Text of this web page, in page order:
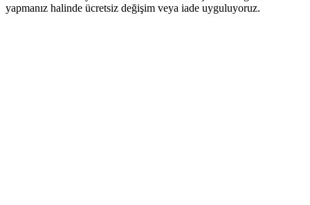
yapmanız halinde ücretsiz değişim veya iade uyguluyoruz.